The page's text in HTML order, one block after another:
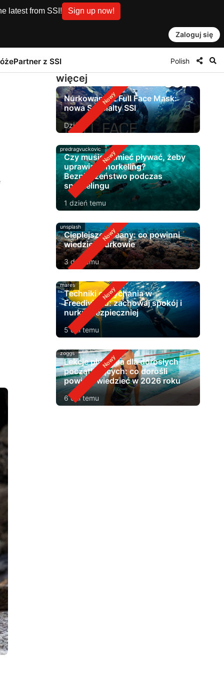
latest from SSI! Sign up now!
Zaloguj się
Partner z SSI Polish
więcej
Nurkowanie z Full Face Mask:
nowa Specialty SSI
Dziś
predragvuckovic
Czy musisz umieć pływać, żeby
uprawiać snorkeling?
Bezpieczeństwo podczas
snorkelingu
1 dzień temu
unsplash
Cieplejsze oceany: co powinni
wiedzieć nurkowie
3 dni temu
mares
Techniki oddychania w
Freedivingu: zachowaj spokój i
nurkuj bezpieczniej
5 dni temu
zoggs
Lekcje pływania dla dorosłych
początkujących: co dorośli
powinni wiedzieć w 2026 roku
6 dni temu